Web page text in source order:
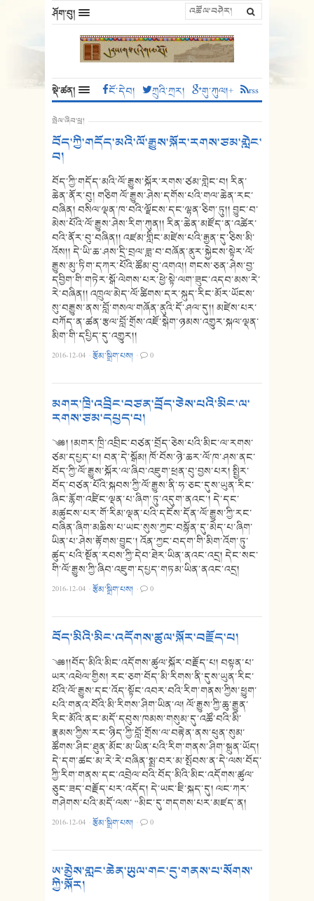
ཤོག་བུ།
སྡེ་ཚན། ངོ་དེབ། ཀྲུའི་ཀྲར། གུ་ཀུལ།+ rss
སྤེལ་ཞིབ་ཕྲ།
བོད་ཀྱི་གདོད་མའི་ལོ་རྒྱུས་སྐོར་རགས་ཙམ་གླེང་
བ།
བོད་ཀྱི་གདོད་མའི་ལོ་རྒྱུས་སྐོར་རགས་ཙམ་གླེང་བ། རིན་
ཆེན་ནོར་བུ། གཅིག ལོ་རྒྱུས་ཤེས་དགོས་པའི་གལ་ཆེན་རང་
བཞིན། བསིལ་ལྡན་ཁ་བའི་ལྗོངས་དང་ལྷན་ཅིག་ཏུ།། བྱུང་བ་
མེས་པོའི་ལོ་རྒྱུས་ཤེས་རིག་ཀུན།། རིན་ཆེན་མཛོད་ན་འཚེར་
བའི་ནོར་བུ་བཞིན།། འཛམ་གླིང་མཛེས་པའི་རྒྱན་དུ་ཅིས་མི་
འོས།། དེ་ཡི་ཆ་ཤས་དྲི་བྲལ་ཟླ་བ་བཞོན་ནུར་སྐྱེངས་སྟེར་ལོ་
རྒྱུས་མུ་ཏིག་དཀར་པོའི་ཚོམ་བུ་འགའ།། གངས་ཅན་ཤེས་བྱ་
དབྱིག་གི་གཏེར་སྒོ་ལེགས་པར་ཕྱེ་སྟེ་ལག་ཟུང་འདབ་མས་རེ་
རེ་བཞིན།། འཁྲུལ་མེད་ལོ་ཚིགས་དར་སྐུད་རིང་མོར་ཡོངས་
སུ་བརྒྱུས་ནས་བློ་གསལ་གཞོན་ནུའི་དོ་ཤལ་དུ།། མཛེས་པར་
བཀོད་ན་ཚན་རྩལ་བློ་གྲོས་འཇོ་སྒེག་ཉམས་འགྱུར་སྐལ་ལྡན་
མིག་གི་དཔྱིད་དུ་འགྱུར།།
2016-12-04 ·རྩོམ་སྒྲིག་པས། · 0
མགར་ཁྲི་འབྲིང་བཙན་བྲོད་ཅེས་པའི་མིང་ལ་
རགས་ཙམ་དཔྱད་པ།
༄༅། །མགར་ཁྲི་འབྲིང་བཙན་བྲོད་ཅེས་པའི་མིང་ལ་རགས་
ཙམ་དཔྱད་པ། བན་དེ་སྒོམ། ཁོ་བོས་ཉེ་ཆར་ལོ་ཁ་ཤས་ནང་
བོད་ཀྱི་ལོ་རྒྱུས་སྐོར་ལ་ཞིབ་འཇུག་ཕྲན་བུ་བྱས་པར། སྤྱིར་
བོད་བཙན་པོའི་སྐབས་ཀྱི་ལོ་རྒྱུས་ནི་ཧ་ཅང་དུས་ཡུན་རིང་
ཞིང་རྙོག་འཛིང་ལྡན་པ་ཞིག་ཏུ་འདུག་ནའང་། དེ་དང་
མཚུངས་པར་གོ་རིམ་ལྡན་པའི་དངོས་དོན་ལོ་རྒྱུས་ཀྱི་རང་
བཞིན་ཞིག་མཆིས་པ་ཡང་སུས་ཀྱང་བསྙོན་དུ་མེད་པ་ཞིག་
ཡིན་པ་ཤེས་རྟོགས་བྱུང་། འོན་ཀྱང་བདག་གི་མིག་འོག་ཏུ་
ཚུད་པའི་སྔོན་རབས་ཀྱི་དེབ་ཐེར་ཡིན་ནའང་འདྲ། དེང་སང་
གི་ལོ་རྒྱུས་ཀྱི་ཞིབ་འཇུག་དཔྱད་གཏམ་ཡིན་ནའང་འདྲ།
2016-12-04 ·རྩོམ་སྒྲིག་པས། · 0
བོད་མིའི་མིང་འདོགས་ཚུལ་སྐོར་བརྗོད་པ།
༄༅།།བོད་མིའི་མིང་འདོགས་ཚུལ་སྐོར་བརྗོད་པ། བསྟན་པ་
ཡར་འཕེལ་གྱིས། རང་ཅག་བོད་མི་རིགས་ནི་དུས་ཡུན་རིང་
པོའི་ལོ་རྒྱུས་དང་འོད་སྟོང་འབར་བའི་རིག་གནས་ཀྱིས་ཕྱུག་
པའི་གནའ་བོའི་མི་རིགས་ཤིག་ཡིན་ལ། ལོ་རྒྱུས་ཀྱི་ཆུ་རྒྱུན་
རིང་མོའི་ནང་མདོ་དབུས་ཁམས་གསུམ་དུ་འཚོ་བའི་མི་
རྣམས་ཀྱིས་རང་ཉིད་ཀྱི་བློ་གྲོས་ལ་བརྟེན་ནས་ཕུན་སུམ་
ཚོགས་ཤིང་ཐུན་མོང་མ་ཡིན་པའི་རིག་གནས་ཤིག་སྐྲུན་ཡོད།
དེ་དག་ཚང་མ་རེ་རེ་བཞིན་སྨྲ་བར་མ་སྤོབས་ན་དེ་ལས་བོད་
ཀྱི་རིག་གནས་དང་འབྲེལ་བའི་བོད་མིའི་མིང་འདོགས་ཚུལ་
ཅུང་ཟད་བརྗོད་པར་འདོད། དེ་ཡང་ཇི་སྐད་དུ། ལང་ཀར་
གཤེགས་པའི་མདོ་ལས་ “མིང་དུ་གདགས་པར་མཛད་ན།
2016-12-04 ·རྩོམ་སྒྲིག་པས། · 0
ཨ་མྱེས་གླང་ཆེན་ཡུལ་གང་དུ་གནས་པ་སོགས་
ཀྱི་སྐོར།